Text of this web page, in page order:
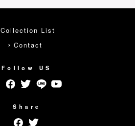
Collection List
Contact
Follow US
Share